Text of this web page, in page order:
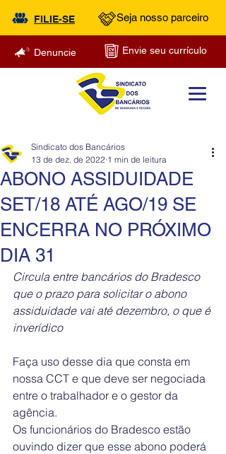
FILIE-SE Seja nosso parceiro
Denuncie Envie seu currículo
ABONO ASSIDUIDADE
SET/18 ATÉ AGO/19 SE
ENCERRA NO PRÓXIMO
DIA 31
Sindicato dos Bancários
13 de dez. de 2022 1 min de leitura
Circula entre bancários do Bradesco
que o prazo para solicitar o abono
assiduidade vai até dezembro, o que é
inverídico
Faça uso desse dia que consta em
nossa CCT e que deve ser negociada
entre o trabalhador e o gestor da
agência.
Os funcionários do Bradesco estão
ouvindo dizer que esse abono poderá